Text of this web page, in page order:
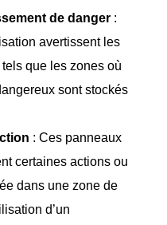
de danger:
avertissent les
que les zones où
sont stockés
: Ces panneaux
certaines actions ou
dans une zone de
d’un